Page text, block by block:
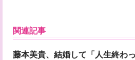
関連記事
藤本美貴、結婚して「人生終わ